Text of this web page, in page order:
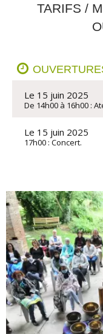
TARIFS /
Le 15 juin 2025
De 14h00 à 16h00 :
Le 15 juin 2025
17h00 : Concert.